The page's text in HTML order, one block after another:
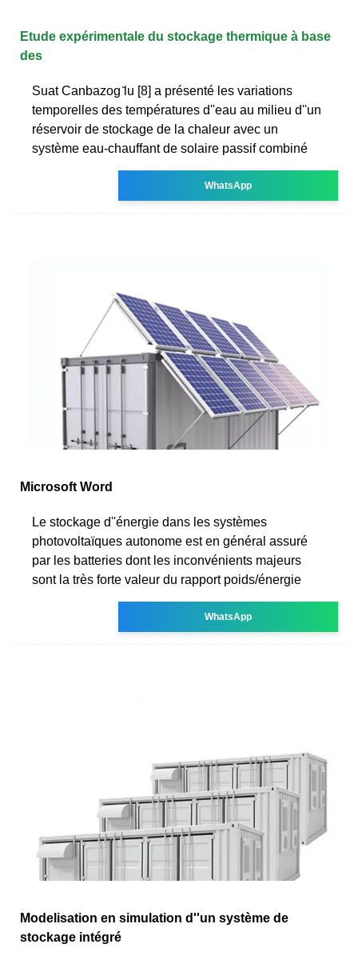
Etude expérimentale du stockage thermique à base
des
Suat Canbazog ̆lu [8] a présenté les variations
temporelles des températures d''eau au milieu d''un
réservoir de stockage de la chaleur avec un
système eau-chauffant de solaire passif combiné
WhatsApp
Microsoft Word
Le stockage d''énergie dans les systèmes
photovoltaïques autonome est en général assuré
par les batteries dont les inconvénients majeurs
sont la très forte valeur du rapport poids/énergie
WhatsApp
Modelisation en simulation d''un système de
stockage intégré